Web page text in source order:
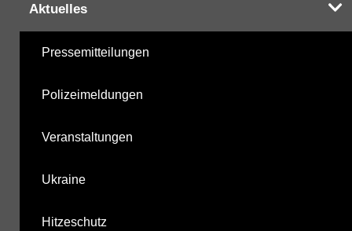
Aktuelles
Pressemitteilungen
Polizeimeldungen
Veranstaltungen
Ukraine
Hitzeschutz